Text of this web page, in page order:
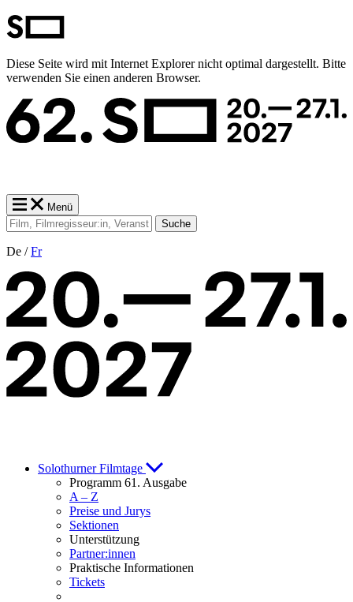
Diese Seite wird mit Internet Explorer nicht optimal dargestellt. Bitte
verwenden Sie einen anderen Browser.
Menü
Suche
De /Fr
Solothurner Filmtage
Programm 61. Ausgabe
A – Z
Preise und Jurys
Sektionen
Unterstützung
Partner:innen
Praktische Informationen
Tickets